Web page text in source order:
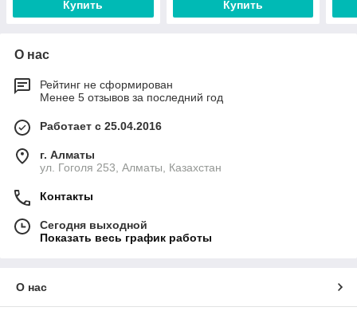
Купить Купить
О нас
Рейтинг не сформирован
Менее 5 отзывов за последний год
Работает с 25.04.2016
г. Алматы
ул. Гоголя 253, Алматы, Казахстан
Контакты
Сегодня выходной
Показать весь график работы
О нас